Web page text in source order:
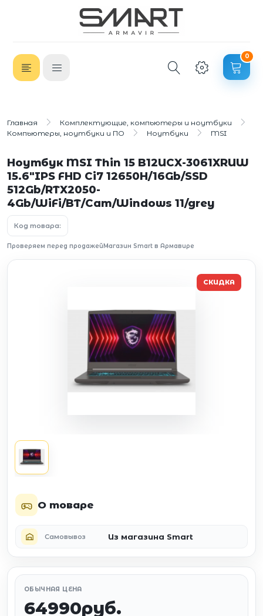
0
Главная
Комплектующие, компьютеры и ноутбуки
Компьютеры, ноутбуки и ПО
Ноутбуки MSI
Ноутбук MSI Thin 15 B12UCX-3061XRUW
15.6"IPS FHD Ci7 12650H/16Gb/SSD
512Gb/RTX2050-
4Gb/WiFi/BT/Cam/Windows 11/grey
Код товара:
Проверяем перед продажейМагазин Smart в Армавире
СКИДКА
О товаре
Самовывоз Из магазина Smart
ОБЫЧНАЯ ЦЕНА
64990руб.